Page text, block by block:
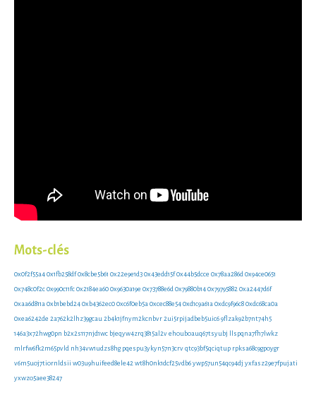
Mots-clés
0x0f2f55a40x1fb258df0x8cbe5b61 0x22e9e1d30x43edd15f0x44b5dcce 0x78aa286d0x94ce0651
0x748c0f2c0x990c11fc0x2184ea600x9630a19e 0x73788e6d0x79880b140x797958820xa2447d6f
0xaa6d811a0xb1bebd240xb4362ec00xc6f0eb5a0xcec88e540xd1c9a61a0xdc9f96c80xdc68ca0a
0xea6242de 2a762k2lhz39gcau2b4k1jfnym2kcnbvr2ui5rpijadbeb5uic69flzak92b7nt74h5
146a3x72hwg0pn b2x2s117njd1wc bjeqyw4zrq3815al2vehouboauq67tsyubj llspqna7fh7lwkz
mlrfw6fk2m65pvld nh34vw1udzs8hg pqespu3ykyn57n3crvqtc93bf5qciqtup rpksa68c9gpoygr
v6m5uoj7tiornldsii w03u9huifeed8ele42wt8h0nk1dcf25vdb6ywp57un54qc94dj yxfasz29e7fpujati
yxwzo5aee38247